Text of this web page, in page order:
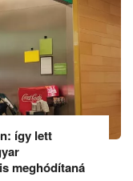
így lett
meghódítaná